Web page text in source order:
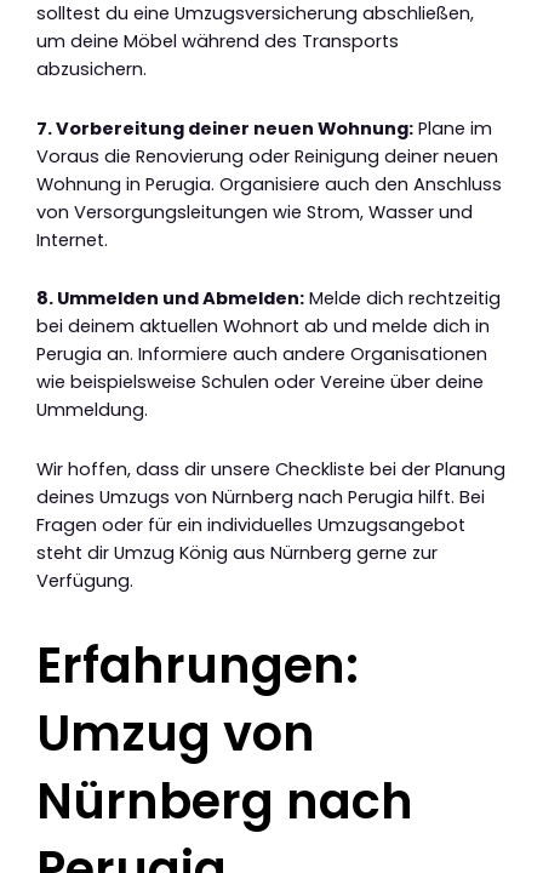
solltest du eine Umzugsversicherung abschließen,
um deine Möbel während des Transports
abzusichern.
7. Vorbereitung deiner neuen Wohnung: Plane im
Voraus die Renovierung oder Reinigung deiner neuen
Wohnung in Perugia. Organisiere auch den Anschluss
von Versorgungsleitungen wie Strom, Wasser und
Internet.
8. Ummelden und Abmelden: Melde dich rechtzeitig
bei deinem aktuellen Wohnort ab und melde dich in
Perugia an. Informiere auch andere Organisationen
wie beispielsweise Schulen oder Vereine über deine
Ummeldung.
Wir hoffen, dass dir unsere Checkliste bei der Planung
deines Umzugs von Nürnberg nach Perugia hilft. Bei
Fragen oder für ein individuelles Umzugsangebot
steht dir Umzug König aus Nürnberg gerne zur
Verfügung.
Erfahrungen:
Umzug von
Nürnberg nach